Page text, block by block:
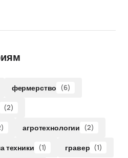
фермерство (6)
(2)
агротехнологии (2)
техники (1) гравер (1)